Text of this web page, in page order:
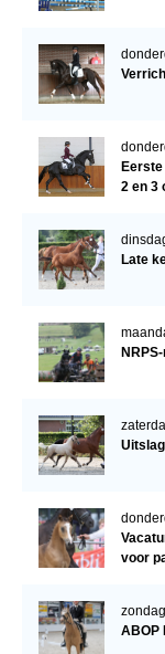
2 en 3
Late
voor
ABOP